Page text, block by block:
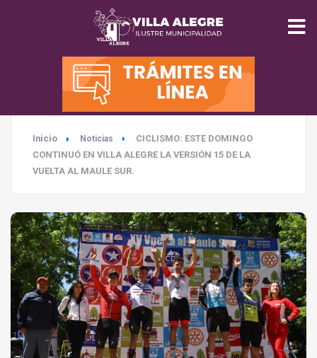
INICIO
MUNICIPALIDAD
SEGURIDAD
SALUD
TURISMO
MEDIO AMBIENTE
Inicio Noticias
CICLISMO: ESTE DOMINGO
CONTINUÓ EN VILLA ALEGRE LA VERSIÓN 15 DE LA
VUELTA AL MAULE SUR.